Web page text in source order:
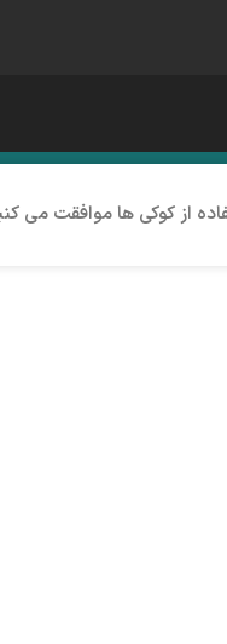
از کوکی ها موافقت می